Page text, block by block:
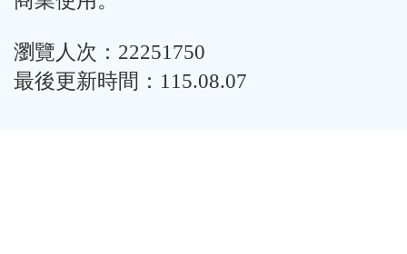
瀏覽人次：22251750
最後更新時間：115.08.07